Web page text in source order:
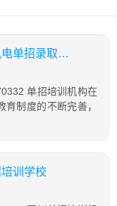
单招培训机构四川攀枝花，攀枝花机电单招录取查询
单招培训机构在
制度的不断完善，
训学校